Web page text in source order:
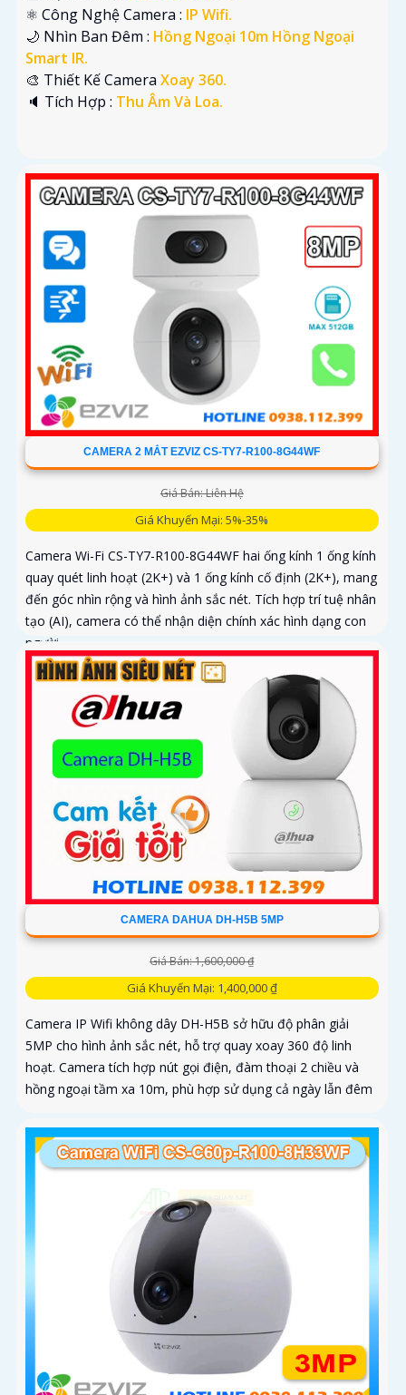
⚛️ Công Nghệ Camera : IP Wifi.
🌙 Nhìn Ban Đêm : Hồng Ngoại 10m Hồng Ngoại
Smart IR.
🎨 Thiết Kế Camera Xoay 360.
️🔈 Tích Hợp : Thu Âm Và Loa.
CAMERA 2 MẮT EZVIZ CS-TY7-R100-8G44WF
Giá Bán: Liên Hệ
Giá Khuyến Mại: 5%-35%
Camera Wi-Fi CS-TY7-R100-8G44WF hai ống kính 1 ống kính
quay quét linh hoạt (2K+) và 1 ống kính cố định (2K+), mang
đến góc nhìn rộng và hình ảnh sắc nét. Tích hợp trí tuệ nhân
tạo (AI), camera có thể nhận diện chính xác hình dạng con
người
CAMERA DAHUA DH-H5B 5MP
Giá Bán: 1,600,000 ₫
Giá Khuyến Mại: 1,400,000 ₫
Camera IP Wifi không dây DH-H5B sở hữu độ phân giải
5MP cho hình ảnh sắc nét, hỗ trợ quay xoay 360 độ linh
hoạt. Camera tích hợp nút gọi điện, đàm thoại 2 chiều và
hồng ngoại tầm xa 10m, phù hợp sử dụng cả ngày lẫn đêm